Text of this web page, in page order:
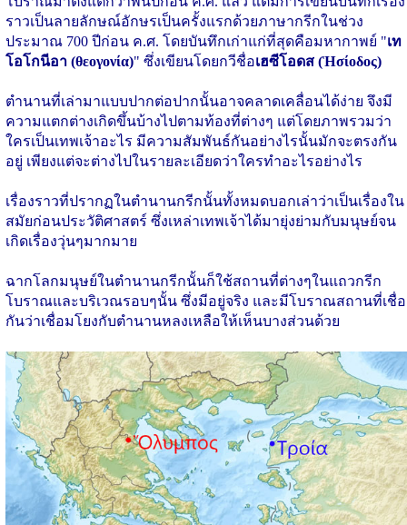
ราวเป็นลายลักษณ์อักษรเป็นครั้งแรกด้วยภาษากรีกในช่วง
ประมาณ 700 ปีก่อน ค.ศ. โดยบันทึกเก่าแก่ที่สุดคือมหากาพย์ "เท
โอโกนีอา (θεογονία)" ซึ่งเขียนโดยกวีชื่อเฮซีโอดส (Ἡσίοδος)
ตำนานที่เล่ามาแบบปากต่อปากนั้นอาจคลาดเคลื่อนได้ง่าย จึงมี
ความแตกต่างเกิดขึ้นบ้างไปตามท้องที่ต่างๆ แต่โดยภาพรวมว่า
ใครเป็นเทพเจ้าอะไร มีความสัมพันธ์กันอย่างไรนั้นมักจะตรงกัน
อยู่ เพียงแต่จะต่างไปในรายละเอียดว่าใครทำอะไรอย่างไร
เรื่องราวที่ปรากฏในตำนานกรีกนั้นทั้งหมดบอกเล่าว่าเป็นเรื่องใน
สมัยก่อนประวัติศาสตร์ ซึ่งเหล่าเทพเจ้าได้มายุ่งย่ามกับมนุษย์จน
เกิดเรื่องวุ่นๆมากมาย
ฉากโลกมนุษย์ในตำนานกรีกนั้นก็ใช้สถานที่ต่างๆในแถวกรีก
โบราณและบริเวณรอบๆนั้น ซึ่งมีอยู่จริง และมีโบราณสถานที่เชื่อ
กันว่าเชื่อมโยงกับตำนานหลงเหลือให้เห็นบางส่วนด้วย